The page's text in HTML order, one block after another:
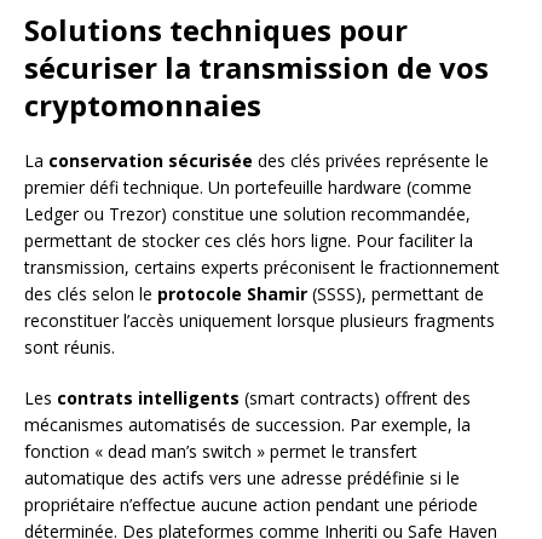
Solutions techniques pour
sécuriser la transmission de vos
cryptomonnaies
La conservation sécurisée des clés privées représente le
premier défi technique. Un portefeuille hardware (comme
Ledger ou Trezor) constitue une solution recommandée,
permettant de stocker ces clés hors ligne. Pour faciliter la
transmission, certains experts préconisent le fractionnement
des clés selon le protocole Shamir (SSSS), permettant de
reconstituer l’accès uniquement lorsque plusieurs fragments
sont réunis.
Les contrats intelligents (smart contracts) offrent des
mécanismes automatisés de succession. Par exemple, la
fonction « dead man’s switch » permet le transfert
automatique des actifs vers une adresse prédéfinie si le
propriétaire n’effectue aucune action pendant une période
déterminée. Des plateformes comme Inheriti ou Safe Haven